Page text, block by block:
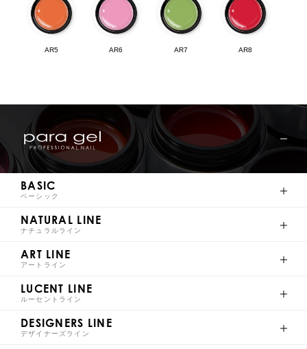
AR5 AR6 AR7 AR8
AR9 AR10 AR11 AR12
AR13
BASIC
ベーシック
NATURAL LINE
ナチュラルライン
ART LINE
アートライン
LUCENT LINE
ルーセントライン
DESIGNERS LINE
デザイナーズライン